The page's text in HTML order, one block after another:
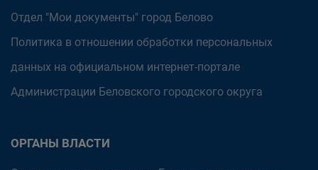
Отдел "Мои документы" город Белово
Политика в отношении обработки персональных
данных на официальном интернет-портале
Администрации Беловского городского округа
ОРГАНЫ ВЛАСТИ